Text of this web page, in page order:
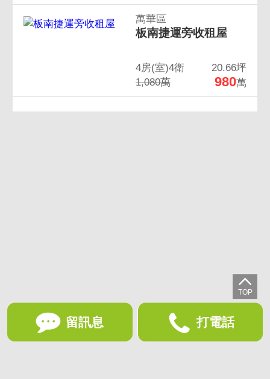
萬華區
板南捷運旁收租屋
4房(室)4衛
20.66坪
1,080萬
980萬
留訊息 打電話